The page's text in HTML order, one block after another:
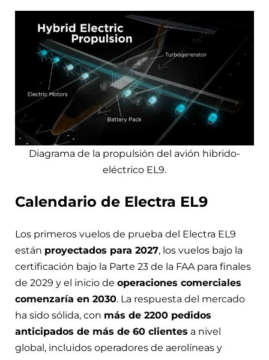
Diagrama de la propulsión del avión hibrido-
eléctrico EL9.
Calendario de Electra EL9
Los primeros vuelos de prueba del Electra EL9
están proyectados para 2027, los vuelos bajo la
certificación bajo la Parte 23 de la FAA para finales
de 2029 y el inicio de operaciones comerciales
comenzaría en 2030. La respuesta del mercado
ha sido sólida, con más de 2200 pedidos
anticipados de más de 60 clientes a nivel
global, incluidos operadores de aerolíneas y